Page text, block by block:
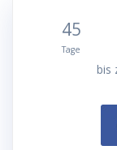
45
Tage
bis